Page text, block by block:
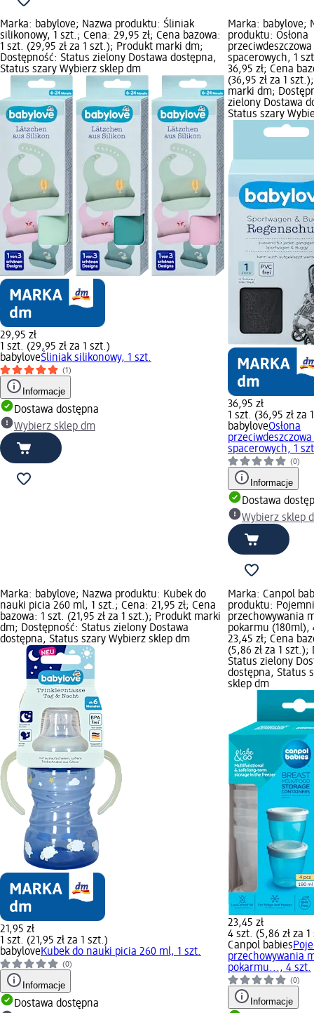
Marka: babylove; Nazwa produktu: Śliniak
silikonowy, 1 szt.; Cena: 29,95 zł; Cena bazowa:
1 szt. (29,95 zł za 1 szt.); Produkt marki dm;
Dostępność: Status zielony Dostawa dostępna,
Status szary Wybierz sklep dm
29,95 zł
1 szt. (29,95 zł za 1 szt.)
babyloveŚliniak silikonowy, 1 szt.
(1)
Informacje
Dostawa dostępna
Wybierz sklep dm
Marka: babylove;
produktu: Osłona
spacerowych, 1
36,95 zł; Cena
(36,95 zł za 1
marki dm;
zielony Dostawa
Status szary
36,95 zł
1 szt. (36,95 zł za
babyloveOsłona
spacerowych, 1
(0)
Informacje
Dostawa
Wybierz sklep
Marka: babylove; Nazwa produktu: Kubek do
nauki picia 260 ml, 1 szt.; Cena: 21,95 zł; Cena
bazowa: 1 szt. (21,95 zł za 1 szt.); Produkt marki
dm; Dostępność: Status zielony Dostawa
dostępna, Status szary Wybierz sklep dm
21,95 zł
1 szt. (21,95 zł za 1 szt.)
babyloveKubek do nauki picia 260 ml, 1 szt.
(0)
Informacje
Dostawa dostępna
Marka: Canpol
produktu:
przechowywania
pokarmu (180ml),
23,45 zł; Cena
(5,86 zł za 1 szt.);
Status zielony
dostępna, Status
sklep dm
23,45 zł
4 szt. (5,86 zł za
Canpol babies
przechowywania
pokarmu..., 4 szt.
(0)
Informacje